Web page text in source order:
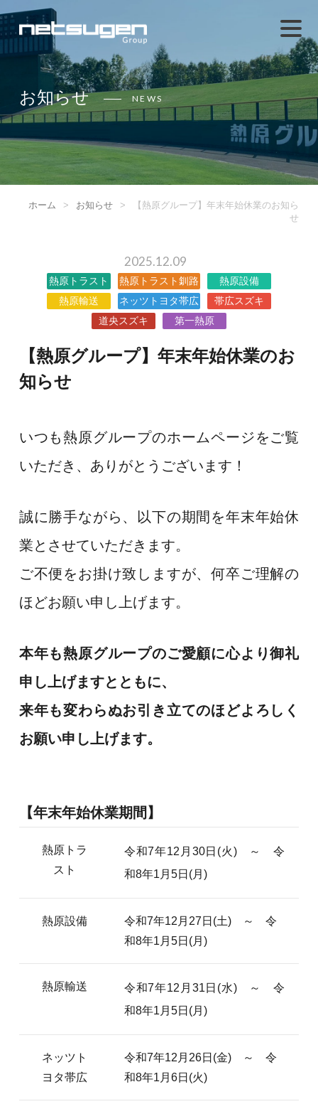
お知らせ NEWS
ホーム > お知らせ >
【熱原グループ】年末年始休業のお知ら
せ
2025.12.09
熱原トラスト 熱原トラスト釧路
熱原設備
熱原輸送
ネッツトヨタ帯広
帯広スズキ
道央スズキ
第一熱原
【熱原グループ】年末年始休業のお
知らせ
いつも熱原グループのホームページをご覧
いただき、ありがとうございます！
誠に勝手ながら、以下の期間を年末年始休
業とさせていただきます。
ご不便をお掛け致しますが、何卒ご理解の
ほどお願い申し上げます。
本年も熱原グループのご愛顧に心より御礼
申し上げますとともに、
来年も変わらぬお引き立てのほどよろしく
お願い申し上げます。
【年末年始休業期間】
熱原トラ
スト
令和7年12月30日(火) ～ 令
和8年1月5日(月)
熱原設備
令和7年12月27日(土) ～ 令
和8年1月5日(月)
熱原輸送
令和7年12月31日(水) ～ 令
和8年1月5日(月)
ネッツト
ヨタ帯広
令和7年12月26日(金) ～ 令
和8年1月6日(火)